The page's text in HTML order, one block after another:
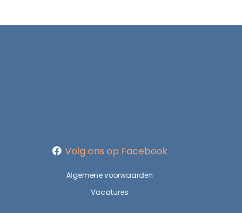
Volg ons op Facebook
Algemene voorwaarden
Vacatures